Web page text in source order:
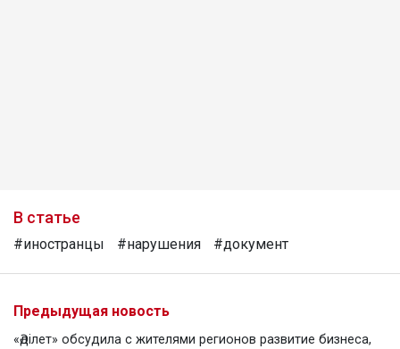
В статье
#иностранцы #нарушения #документ
Предыдущая новость
«Әділет» обсудила с жителями регионов развитие бизнеса,